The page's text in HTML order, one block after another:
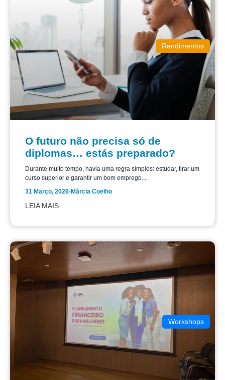
Rendimentos
O futuro não precisa só de
diplomas… estás preparado?
Durante muito tempo, havia uma regra simples: estudar, tirar um
curso superior e garantir um bom emprego....
31 Março, 2026-Márcia Coelho
LEIA MAIS
Workshops